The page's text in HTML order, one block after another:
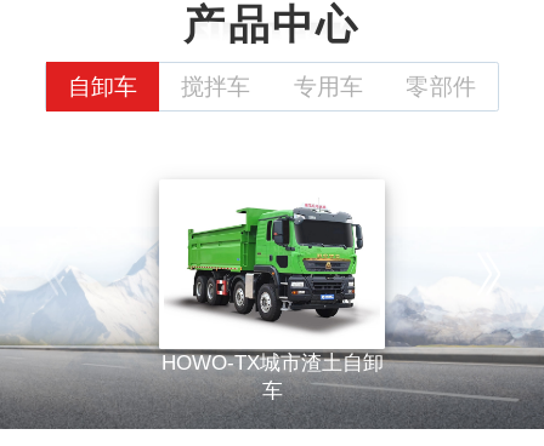
产品中心
自卸车 搅拌车 专用车 零部件
HOWO-TX城市渣土自卸
车